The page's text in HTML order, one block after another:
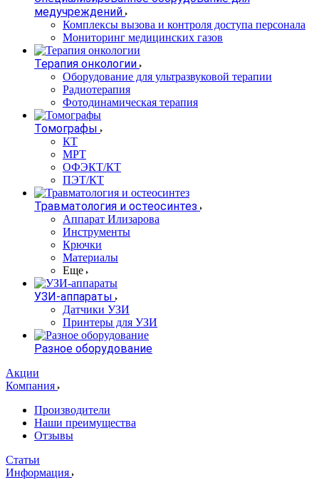
медучреждений
Комплексы вызова и контроля доступа персонала
Мониторинг медицинских газов
Терапия онкологии
Оборудование для ультразвуковой терапии
Радиотерапия
Фотодинамическая терапия
Томографы
КТ
МРТ
ОФЭКТ/КТ
ПЭТ/КТ
Травматология и остеосинтез
Аппарат Илизарова
Инструменты
Крючки
Материалы
Еще
УЗИ-аппараты
Датчики УЗИ
Принтеры для УЗИ
Разное оборудование
Акции
Компания
Производители
Наши преимущества
Отзывы
Статьи
Информация